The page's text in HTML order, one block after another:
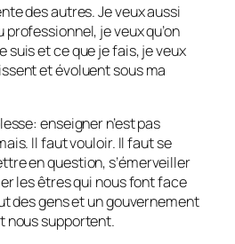
des autres. Je veux aussi
je veux qu’on
suis et ce que je fais, je veux
et évoluent sous ma
enseigner n’est pas
Il faut vouloir. Il faut se
en question, s’émerveiller
les êtres qui nous font face
des gens et un gouvernement
nous supportent.